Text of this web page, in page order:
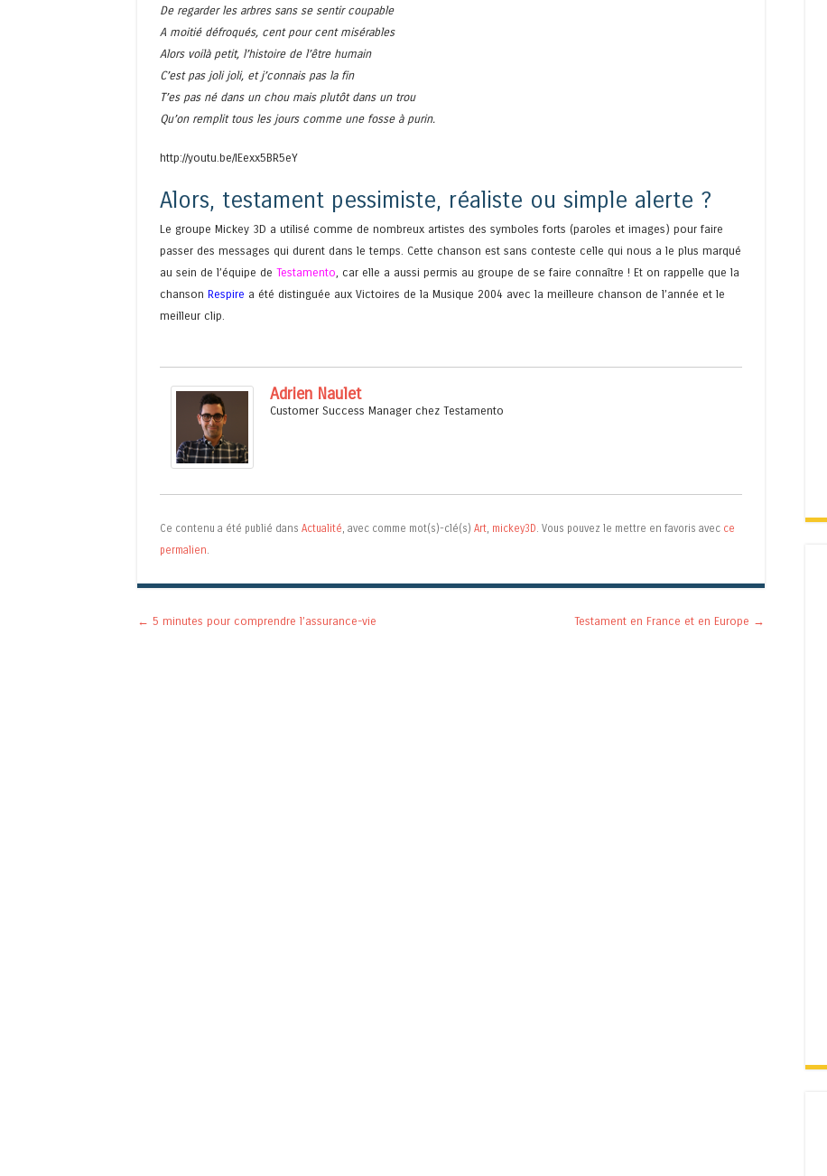
De regarder les arbres sans se sentir coupable
A moitié défroqués, cent pour cent misérables
Alors voilà petit, l’histoire de l’être humain
C’est pas joli joli, et j’connais pas la fin
T’es pas né dans un chou mais plutôt dans un trou
Qu’on remplit tous les jours comme une fosse à purin.
http://youtu.be/IEexx5BR5eY
Alors, testament pessimiste, réaliste ou simple alerte ?
Le groupe Mickey 3D a utilisé comme de nombreux artistes des symboles forts (paroles et images) pour faire
passer des messages qui durent dans le temps. Cette chanson est sans conteste celle qui nous a le plus marqué
au sein de l’équipe de Testamento , car elle a aussi permis au groupe de se faire connaître ! Et on rappelle que la
chanson Respire a été distinguée aux Victoires de la Musique 2004 avec la meilleure chanson de l’année et le
meilleur clip.
Adrien Naulet
Customer Success Manager chez Testamento
Ce contenu a été publié dans Actualité , avec comme mot(s)-clé(s) Art mickey3D . Vous pouvez le mettre en favoris avec ce
permalien
Navigation des articles
← 5 minutes pour comprendre l’assurance-vie Testament en France et en Europe →